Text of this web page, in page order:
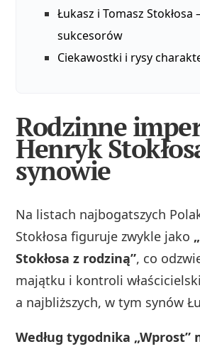
Łukasz i Tomasz Stokłosa
sukcesorów
Ciekawostki i rysy
Rodzinne
Henryk
synowie
Na listach najbogatszych
Stokłosa figuruje zwykle jako
Stokłosa z rodziną”, co
majątku i kontroli
a najbliższych, w tym synów
Według tygodnika